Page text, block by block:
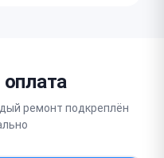
оплата
ремонт подкреплён